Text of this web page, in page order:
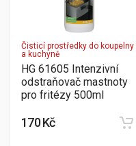
Čisticí prostředky do koupelny
a kuchyně
HG 61605 Intenzivní
odstraňovač mastnoty
pro fritézy 500ml
170 Kč